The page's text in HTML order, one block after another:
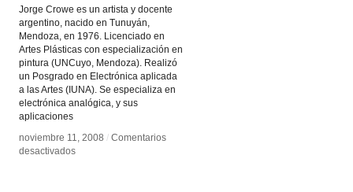
Jorge Crowe es un artista y docente
argentino, nacido en Tunuyán,
Mendoza, en 1976. Licenciado en
Artes Plásticas con especialización en
pintura (UNCuyo, Mendoza). Realizó
un Posgrado en Electrónica aplicada
a las Artes (IUNA). Se especializa en
electrónica analógica, y sus
aplicaciones
noviembre 11, 2008 / Comentarios
desactivadosen
noviembre 11, 2008 / Comentarios
desactivadosen